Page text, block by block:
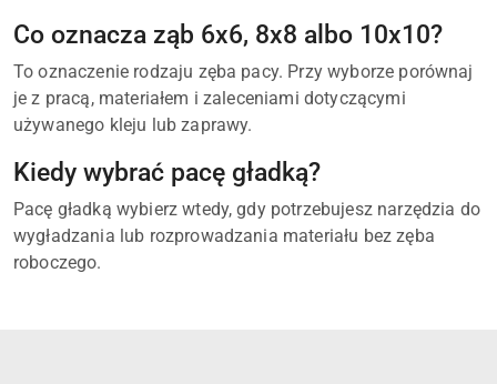
Co oznacza ząb 6x6, 8x8 albo 10x10?
To oznaczenie rodzaju zęba pacy. Przy wyborze porównaj
je z pracą, materiałem i zaleceniami dotyczącymi
używanego kleju lub zaprawy.
Kiedy wybrać pacę gładką?
Pacę gładką wybierz wtedy, gdy potrzebujesz narzędzia do
wygładzania lub rozprowadzania materiału bez zęba
roboczego.